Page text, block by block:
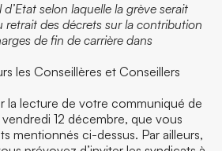
selon laquelle la grève serait
retrait des décrets sur la contribution
de fin de carrière dans
les Conseillères et Conseillers
la lecture de votre communiqué de
12 décembre, que vous
mentionnés ci-dessus. Par ailleurs,